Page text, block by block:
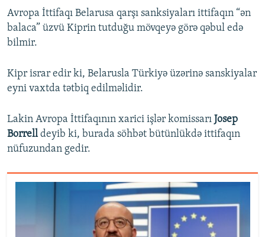
Avropa İttifaqı Belarusa qarşı sanksiyaları ittifaqın “ən
balaca” üzvü Kiprin tutduğu mövqeyə görə qəbul edə
bilmir.
Kipr israr edir ki, Belarusla Türkiyə üzərinə sanskiyalar
eyni vaxtda tətbiq edilməlidir.
Lakin Avropa İttifaqının xarici işlər komissarı Josep
Borrelldeyib ki, burada söhbət bütünlükdə ittifaqın
nüfuzundan gedir.